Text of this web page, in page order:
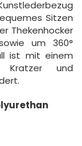
Sitzen
Thekenhocker
um 360°
ist mit einem
Kratzer und